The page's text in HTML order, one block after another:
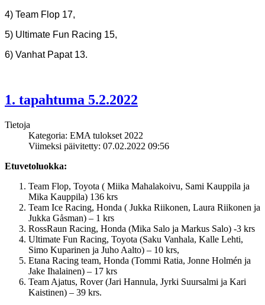
4) Team Flop 17,
5) Ultimate Fun Racing 15,
6) Vanhat Papat 13.
1. tapahtuma 5.2.2022
Tietoja
Kategoria: EMA tulokset 2022
Viimeksi päivitetty: 07.02.2022 09:56
Etuvetoluokka:
Team Flop, Toyota ( Miika Mahalakoivu, Sami Kauppila ja
Mika Kauppila) 136 krs
Team Ice Racing, Honda ( Jukka Riikonen, Laura Riikonen ja
Jukka Gåsman) – 1 krs
RossRaun Racing, Honda (Mika Salo ja Markus Salo) -3 krs
Ultimate Fun Racing, Toyota (Saku Vanhala, Kalle Lehti,
Simo Kuparinen ja Juho Aalto) – 10 krs,
Etana Racing team, Honda (Tommi Ratia, Jonne Holmén ja
Jake Ihalainen) – 17 krs
Team Ajatus, Rover (Jari Hannula, Jyrki Suursalmi ja Kari
Kaistinen) – 39 krs.